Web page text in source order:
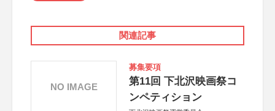
関連記事
募集要項
第11回 下北沢映画祭コ
ンペティション
NO IMAGE